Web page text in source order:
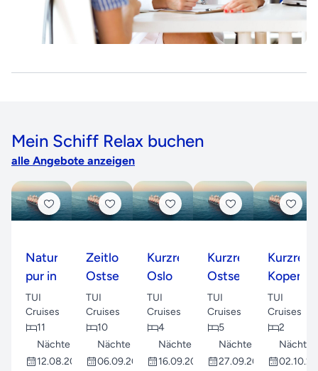
Mein Schiff Relax buchen
alle Angebote anzeigen
Natur
pur in
Norwegens
Fjorden
TUI
Cruises
11
Nächte
12.08.2026
Zeitlose
Ostsee,
hyggeliges
Kopenhagen
TUI
Cruises
10
Nächte
06.09.2026
Kurzreise
Oslo
TUI
Cruises
4
Nächte
16.09.2026
Kurzreise
Ostsee
mit
Kopenhagen
TUI
Cruises
5
Nächte
27.09.2026
TUI
Cruises
2
Nächte